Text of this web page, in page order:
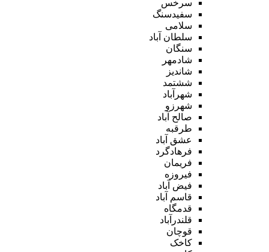
سرخس
سفیدسنگ
سلامی
سلطان آباد
سنگان
شادمهر
شاندیز
ششتمد
شهرآباد
شهرزو
صالح آباد
طرقبه
عشق آباد
فرهادگرد
فریمان
فیروزه
فیض آباد
قاسم آباد
قدمگاه
قلندرآباد
قوچان
کاخک